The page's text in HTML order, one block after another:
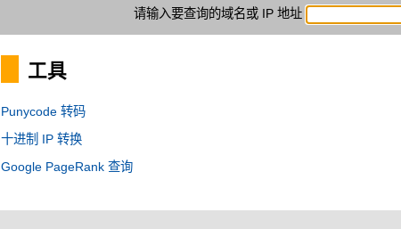
请输入要查询的域名或 IP 地址
工具
Punycode 转码
十进制 IP 转换
Google PageRank 查询